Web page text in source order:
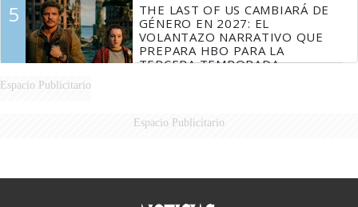
DERROTADOS
5
THE LAST OF US CAMBIARÁ DE
GÉNERO EN 2027: EL
VOLANTAZO NARRATIVO QUE
PREPARA HBO PARA LA
TERCERA TEMPORADA
Espacio Publicitario
Espacio Publicitario